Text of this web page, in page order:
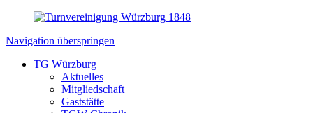
Navigation überspringen
TG Würzburg
Aktuelles
Mitgliedschaft
Gaststätte